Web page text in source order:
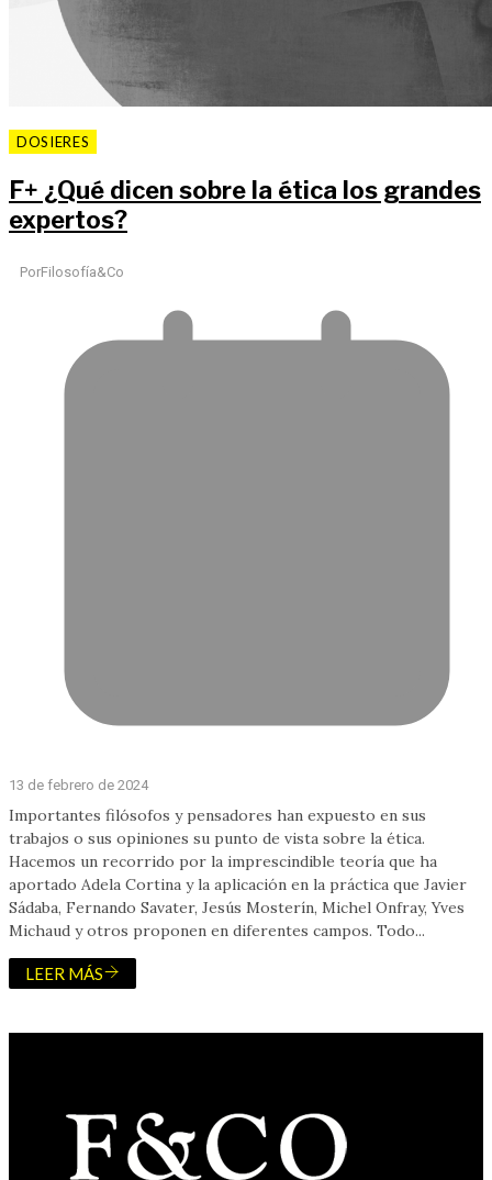
DOSIERES
F+ ¿Qué dicen sobre la ética los grandes
expertos?
PorFilosofía&Co
13 de febrero de 2024
Importantes filósofos y pensadores han expuesto en sus
trabajos o sus opiniones su punto de vista sobre la ética.
Hacemos un recorrido por la imprescindible teoría que ha
aportado Adela Cortina y la aplicación en la práctica que Javier
Sádaba, Fernando Savater, Jesús Mosterín, Michel Onfray, Yves
Michaud y otros proponen en diferentes campos. Todo...
LEER MÁS